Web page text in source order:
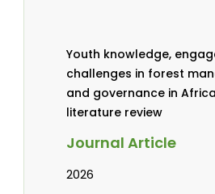
Youth knowledge,
challenges in forest
and governance in
literature review
Journal Article
2026